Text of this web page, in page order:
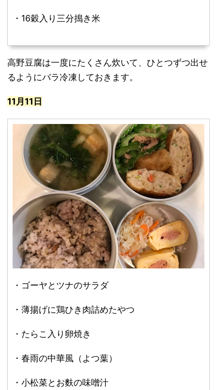
・16穀入り三分搗き米
高野豆腐は一度にたくさん炊いて、ひとつずつ出せ
るようにバラ冷凍しておきます。
11月11日
・ゴーヤとツナのサラダ
・薄揚げに鶏ひき肉詰めたやつ
・たらこ入り卵焼き
・春雨の中華風（よつ葉）
・小松菜とお麩の味噌汁